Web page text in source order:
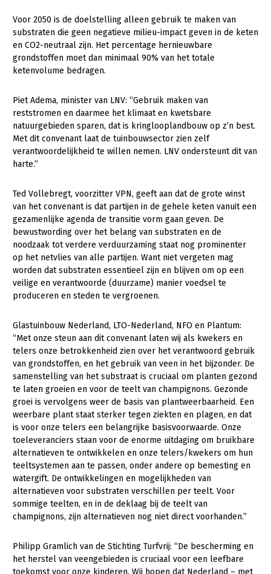
Voor 2050 is de doelstelling alleen gebruik te maken van
substraten die geen negatieve milieu-impact geven in de keten
en CO2-neutraal zijn. Het percentage hernieuwbare
grondstoffen moet dan minimaal 90% van het totale
ketenvolume bedragen.
Piet Adema, minister van LNV: “Gebruik maken van
reststromen en daarmee het klimaat en kwetsbare
natuurgebieden sparen, dat is kringlooplandbouw op z’n best.
Met dit convenant laat de tuinbouwsector zien zelf
verantwoordelijkheid te willen nemen. LNV ondersteunt dit van
harte.”
Ted Vollebregt, voorzitter VPN, geeft aan dat de grote winst
van het convenant is dat partijen in de gehele keten vanuit een
gezamenlijke agenda de transitie vorm gaan geven. De
bewustwording over het belang van substraten en de
noodzaak tot verdere verduurzaming staat nog prominenter
op het netvlies van alle partijen. Want niet vergeten mag
worden dat substraten essentieel zijn en blijven om op een
veilige en verantwoorde (duurzame) manier voedsel te
produceren en steden te vergroenen.
Glastuinbouw Nederland, LTO-Nederland, NFO en Plantum:
“Met onze steun aan dit convenant laten wij als kwekers en
telers onze betrokkenheid zien over het verantwoord gebruik
van grondstoffen, en het gebruik van veen in het bijzonder. De
samenstelling van het substraat is cruciaal om planten gezond
te laten groeien en voor de teelt van champignons. Gezonde
groei is vervolgens weer de basis van plantweerbaarheid. Een
weerbare plant staat sterker tegen ziekten en plagen, en dat
is voor onze telers een belangrijke basisvoorwaarde. Onze
toeleveranciers staan voor de enorme uitdaging om bruikbare
alternatieven te ontwikkelen en onze telers/kwekers om hun
teeltsystemen aan te passen, onder andere op bemesting en
watergift. De ontwikkelingen en mogelijkheden van
alternatieven voor substraten verschillen per teelt. Voor
sommige teelten, en in de deklaag bij de teelt van
champignons, zijn alternatieven nog niet direct voorhanden.”
Philipp Gramlich van de Stichting Turfvrij: “De bescherming en
het herstel van veengebieden is cruciaal voor een leefbare
toekomst voor onze kinderen. Wij hopen dat Nederland – met